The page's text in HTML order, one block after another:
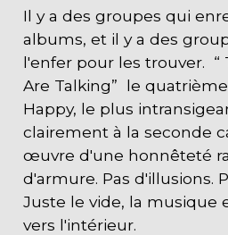
Il y a des groupes qui
albums, et il y a des
l'enfer pour les trouver. “
Are Talking” le
Happy, le plus
clairement à la seconde
œuvre d'une honnêteté
d'armure. Pas d'illusions.
Juste le vide, la musique
vers l'intérieur.